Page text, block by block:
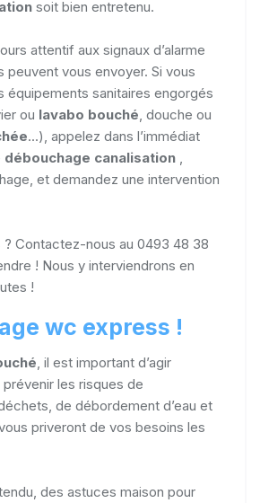
soit bien entretenu.
attentif aux signaux d’alarme
peuvent vous envoyer. Si vous
équipements sanitaires engorgés
ou lavabo bouché , douche ou
...), appelez dans l’immédiat
débouchage canalisation
et demandez une intervention
? Contactez-nous au 0493 48 38
! Nous y interviendrons en
!
wc express !
, il est important d’agir
les risques de
de débordement d’eau et
priveront de vos besoins les
des astuces maison pour